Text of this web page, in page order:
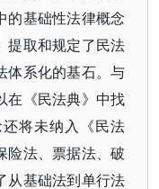
的基础性法律概念
提取和规定了民法
体系化的基石。与
在《民法典》中找
将未纳入《民法
险法、票据法、破
从基础法到单行法